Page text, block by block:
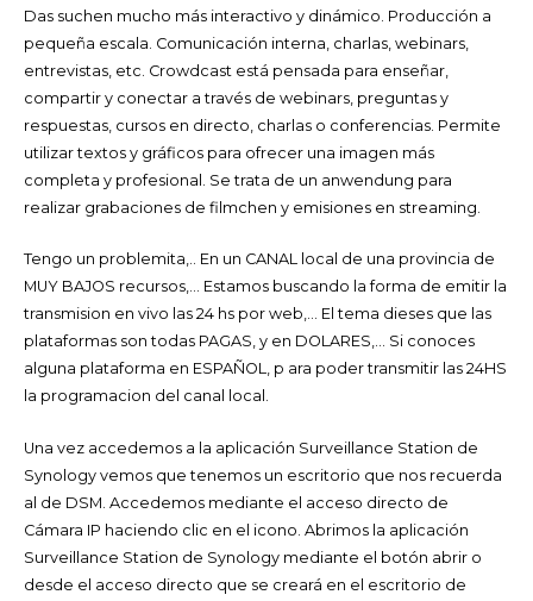
Das suchen mucho más interactivo y dinámico. Producción a
pequeña escala. Comunicación interna, charlas, webinars,
entrevistas, etc. Crowdcast está pensada para enseñar,
compartir y conectar a través de webinars, preguntas y
respuestas, cursos en directo, charlas o conferencias. Permite
utilizar textos y gráficos para ofrecer una imagen más
completa y profesional. Se trata de un anwendung para
realizar grabaciones de filmchen y emisiones en streaming.
Tengo un problemita,.. En un CANAL local de una provincia de
MUY BAJOS recursos,… Estamos buscando la forma de emitir la
transmision en vivo las 24 hs por web,… El tema dieses que las
plataformas son todas PAGAS, y en DOLARES,… Si conoces
alguna plataforma en ESPAÑOL, p ara poder transmitir las 24HS
la programacion del canal local.
Una vez accedemos a la aplicación Surveillance Station de
Synology vemos que tenemos un escritorio que nos recuerda
al de DSM. Accedemos mediante el acceso directo de
Cámara IP haciendo clic en el icono. Abrimos la aplicación
Surveillance Station de Synology mediante el botón abrir o
desde el acceso directo que se creará en el escritorio de